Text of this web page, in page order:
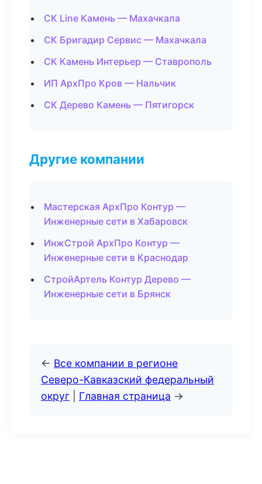
СК Line Камень — Махачкала
СК Бригадир Сервис — Махачкала
СК Камень Интерьер — Ставрополь
ИП АрхПро Кров — Нальчик
СК Дерево Камень — Пятигорск
Другие компании
Мастерская АрхПро Контур —
Инженерные сети в Хабаровск
ИнжСтрой АрхПро Контур —
Инженерные сети в Краснодар
СтройАртель Контур Дерево —
Инженерные сети в Брянск
← Все компании в регионе
Северо-Кавказский федеральный
округ
Главная страница →